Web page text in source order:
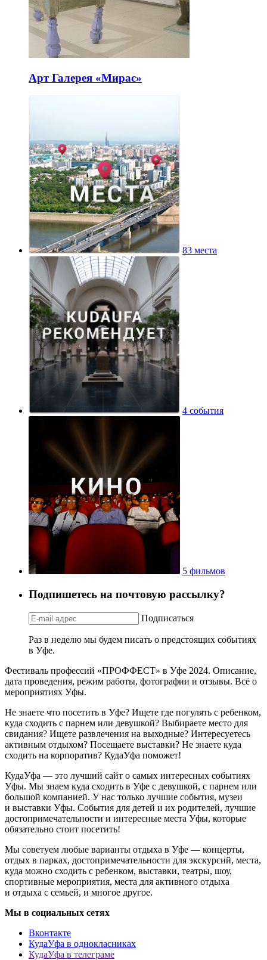
Арт Галерея «Мирас»
83 места
4 события
5 фильмов
Подпишетесь на почтовую рассылку?
Подписаться
Раз в неделю мы будем писать о предстоящих событиях
в Уфе.
Фестиваль профессий «ПРОФФЕСТ» в Уфе 2024. Описание,
дата проведения, режим работы, фотографии и отзывы. Всё о
мероприятиях Уфы.
Не знаете что посетить в Уфе? Ищете где погулять с ребенком,
куда сходить с парнем или девушкой? Выбираете место для
свидания? Ищете развлечения на выходные? Интересуетесь
активным отдыхом? Посещаете выставки? Не знаете куда
сходить на корпоратив? КудаУфа поможет!
КудаУфа — это лучший сайт о самых интересных событиях
Уфы. Мы знаем куда сходить в Уфе с девушкой, с парнем или
большой компанией. У нас только лучшие события, музеи
и выставки Уфы. События для детей и их родителей, лучшие
достопримечательности и интересные места Уфы, которые
обязательно стоит посетить!
Мы советуем любые варианты отдыха в Уфе — концерты,
отдых в парках, достопримечательности для экскурсий, места,
куда можно сходить с ребенком, выставки, театры, шоу,
спортивные мероприятия, места для активного отдыха
и отдыха с семьей, и многое другое.
Мы в социальных сетях
Вконтакте
КудаУфа в однокласниках
КудаУфа в телеграме